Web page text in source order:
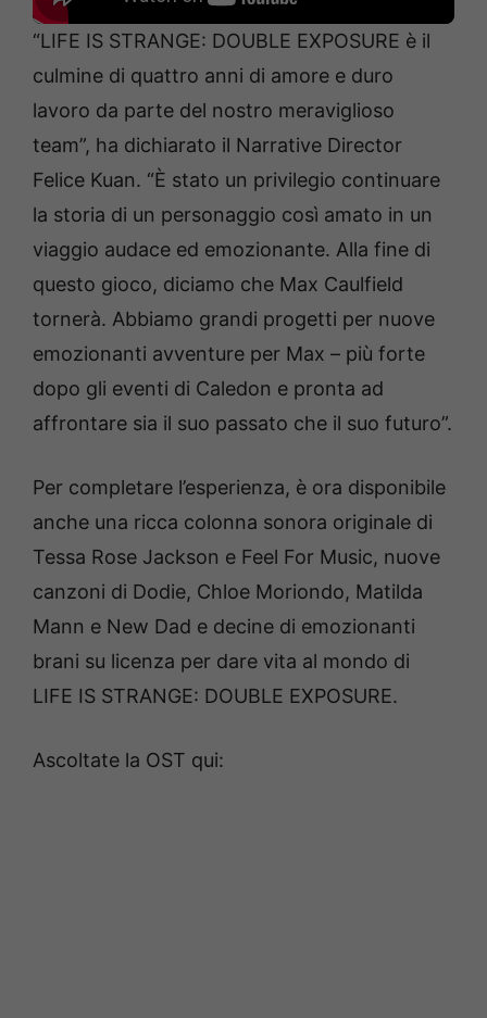
“LIFE IS STRANGE: DOUBLE EXPOSURE è il
culmine di quattro anni di amore e duro
lavoro da parte del nostro meraviglioso
team”, ha dichiarato il Narrative Director
Felice Kuan. “È stato un privilegio continuare
la storia di un personaggio così amato in un
viaggio audace ed emozionante. Alla fine di
questo gioco, diciamo che Max Caulfield
tornerà. Abbiamo grandi progetti per nuove
emozionanti avventure per Max – più forte
dopo gli eventi di Caledon e pronta ad
affrontare sia il suo passato che il suo futuro”.
Per completare l’esperienza, è ora disponibile
anche una ricca colonna sonora originale di
Tessa Rose Jackson e Feel For Music, nuove
canzoni di Dodie, Chloe Moriondo, Matilda
Mann e New Dad e decine di emozionanti
brani su licenza per dare vita al mondo di
LIFE IS STRANGE: DOUBLE EXPOSURE.
Ascoltate la OST qui: